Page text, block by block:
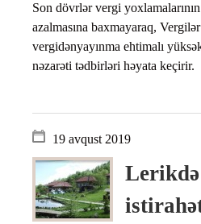
Son dövrlər vergi yoxlamalarının
azalmasına baxmayaraq,
vergidənyayınma ehtimalı
nəzarəti tədbirləri həyata keçirir.
19 avqust 2019